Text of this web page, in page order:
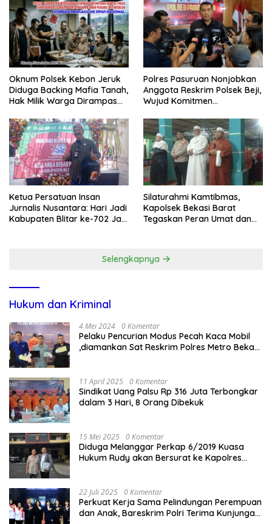
Oknum Polsek Kebon Jeruk
Diduga Backing Mafia Tanah,
Hak Milik Warga Dirampas
Polres Pasuruan Nonjobkan
Anggota Reskrim Polsek Beji,
Wujud Komitmen
Dugaan Penganiayaan
Ketua Persatuan Insan
Jurnalis Nusantara: Hari Jadi
Kabupaten Blitar ke-702 Jadi
Silaturahmi Kamtibmas,
Kapolsek Bekasi Barat
Tegaskan Peran Umat dan
Selengkapnya
Hukum dan Kriminal
4 Mei 2024 0 Komentar
Pelaku Pencurian Modus Pecah Kaca Mobil
,diamankan Sat Reskrim Polres Metro Bekasi
11 April 2025 0 Komentar
Sindikat Uang Palsu Rp 316 Juta Terbongkar
dalam 3 Hari, 8 Orang Dibekuk
15 Mei 2025 0 Komentar
Diduga Melanggar Perkap 6/2019 Kuasa
Hukum Rudy akan Bersurat ke Kapolres
22 Juli 2025 0 Komentar
Perkuat Kerja Sama Pelindungan Perempuan
dan Anak, Bareskrim Polri Terima Kunjungan